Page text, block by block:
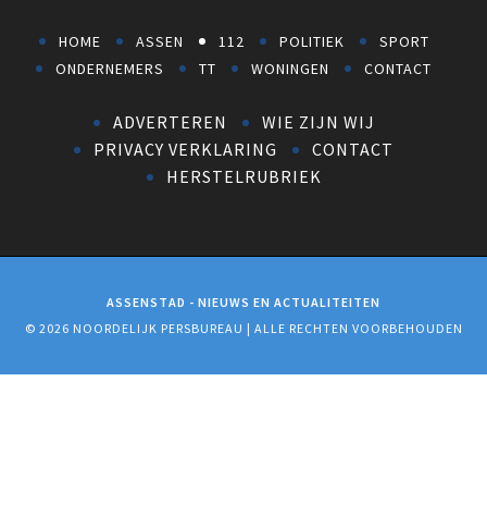
HOME ASSEN 112 POLITIEK
SPORT
ONDERNEMERS
TT WONINGEN CONTACT
ADVERTEREN
WIE ZIJN WIJ
PRIVACY VERKLARING
CONTACT
HERSTELRUBRIEK
ASSENSTAD - NIEUWS EN ACTUALITEITEN
© 2026 NOORDELIJK PERSBUREAU | ALLE RECHTEN VOORBEHOUDEN